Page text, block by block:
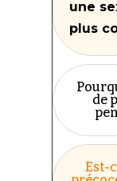
une
plus
de
Est-